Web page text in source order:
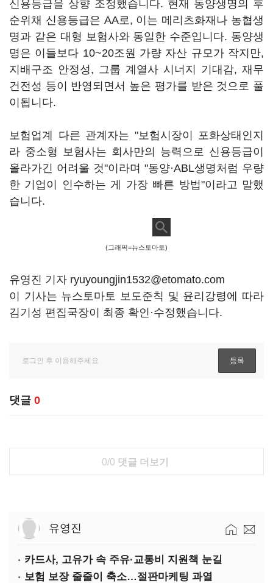
신용등급을 상향 조정했습니다. 현재 동양생명의 후
순위채 신용등급은 AA로, 이는 메리츠화재나 농협생
명과 같은 대형 보험사와 동일한 수준입니다. 동양생
명은 이들보다 10~20조원 가량 자산 규모가 작지만,
지배구조 안정성, 그룹 계열사 시너지 기대감, 재무
건전성 등이 반영되면서 높은 평가를 받은 것으로 풀
이됩니다.
보험업계 다른 관계자는 "보험시장이 포화상태인지
라 중소형 보험사는 회사만의 능력으로 신용등급이
올라가긴 어려울 것"이라며 "동양·ABL생명처럼 우량
한 기업이 인수하는 게 가장 빠른 방법"이라고 말했
습니다.
(그래픽=뉴스토마토)
유영진 기자 ryuyoungjin1532@etomato.com
이 기사는 뉴스토마토 보도준칙 및 윤리강령에 따라
김기성 편집국장이 최종 확인·수정했습니다.
댓글 0
0/0 댓글 더보기
유영진
카드사, 고유가 속 주유·교통비 지원책 눈길
보험 보장 줄줄이 축소…절판마케팅 과열